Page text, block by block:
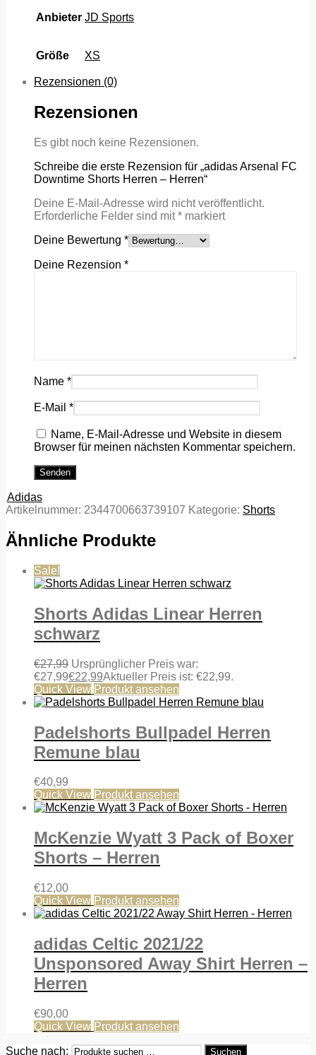
Anbieter JD Sports
Größe XS
Rezensionen (0)
Rezensionen
Es gibt noch keine Rezensionen.
Schreibe die erste Rezension für „adidas Arsenal FC
Downtime Shorts Herren – Herren“
Deine E-Mail-Adresse wird nicht veröffentlicht.
Erforderliche Felder sind mit* markiert
Deine Bewertung *
Deine Rezension *
Name *
E-Mail *
Name, E-Mail-Adresse und Website in diesem
Browser für meinen nächsten Kommentar speichern.
Adidas
Artikelnummer: 2344700663739107 Kategorie: Shorts
Ähnliche Produkte
Sale!
Shorts Adidas Linear Herren
schwarz
€27,99 Ursprünglicher Preis war:
€27,99€22,99Aktueller Preis ist: €22,99.
Quick View Produkt ansehen
Padelshorts Bullpadel Herren
Remune blau
€40,99
Quick View Produkt ansehen
McKenzie Wyatt 3 Pack of Boxer
Shorts – Herren
€12,00
Quick View Produkt ansehen
adidas Celtic 2021/22
Unsponsored Away Shirt Herren –
Herren
€90,00
Quick View Produkt ansehen
Suche nach: Suchen